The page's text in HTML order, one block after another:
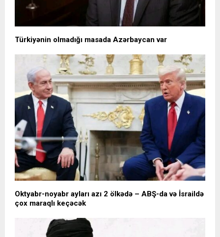
Türkiyənin olmadığı masada Azərbaycan var
Oktyabr-noyabr ayları azı 2 ölkədə – ABŞ-da və İsraildə
çox maraqlı keçəcək